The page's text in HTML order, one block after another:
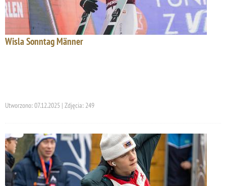
Wisla Sonntag Männer
Utworzono: 07.12.2025 | Zdjęcia: 249